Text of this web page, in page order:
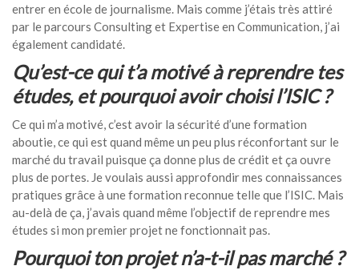
entrer en école de journalisme. Mais comme j’étais très attiré
par le parcours Consulting et Expertise en Communication, j’ai
également candidaté.
Qu’est-ce qui t’a motivé à reprendre tes
études, et pourquoi avoir choisi l’ISIC ?
Ce qui m’a motivé, c’est avoir la sécurité d’une formation
aboutie, ce qui est quand même un peu plus réconfortant sur le
marché du travail puisque ça donne plus de crédit et ça ouvre
plus de portes. Je voulais aussi approfondir mes connaissances
pratiques grâce à une formation reconnue telle que l’ISIC. Mais
au-delà de ça, j’avais quand même l’objectif de reprendre mes
études si mon premier projet ne fonctionnait pas.
Pourquoi ton projet n’a-t-il pas marché ?